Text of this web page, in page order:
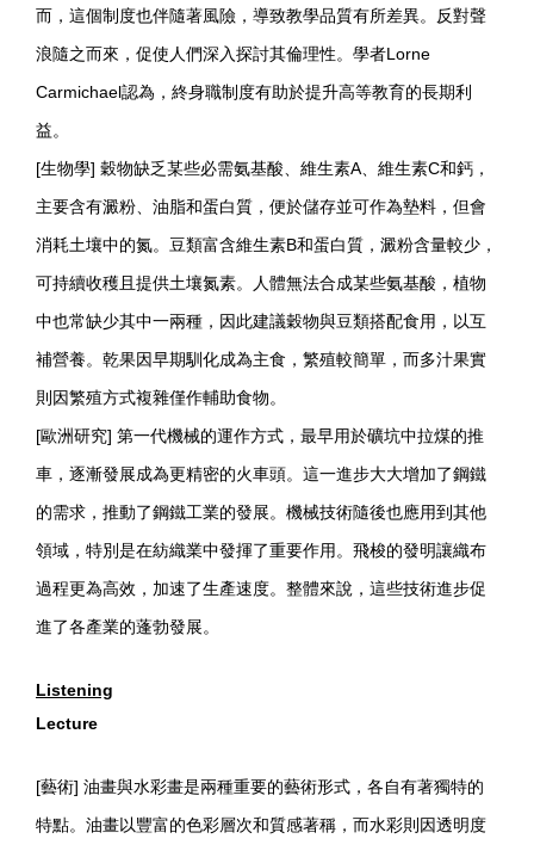
而，這個制度也伴隨著風險，導致教學品質有所差異。反對聲
浪隨之而來，促使人們深入探討其倫理性。學者Lorne
Carmichael認為，終身職制度有助於提升高等教育的長期利
益。
[生物學] 穀物缺乏某些必需氨基酸、維生素A、維生素C和鈣，
主要含有澱粉、油脂和蛋白質，便於儲存並可作為墊料，但會
消耗土壤中的氮。豆類富含維生素B和蛋白質，澱粉含量較少，
可持續收穫且提供土壤氮素。人體無法合成某些氨基酸，植物
中也常缺少其中一兩種，因此建議穀物與豆類搭配食用，以互
補營養。乾果因早期馴化成為主食，繁殖較簡單，而多汁果實
則因繁殖方式複雜僅作輔助食物。
[歐洲研究] 第一代機械的運作方式，最早用於礦坑中拉煤的推
車，逐漸發展成為更精密的火車頭。這一進步大大增加了鋼鐵
的需求，推動了鋼鐵工業的發展。機械技術隨後也應用到其他
領域，特別是在紡織業中發揮了重要作用。飛梭的發明讓織布
過程更為高效，加速了生產速度。整體來說，這些技術進步促
進了各產業的蓬勃發展。
Listening
Lecture
[藝術] 油畫與水彩畫是兩種重要的藝術形式，各自有著獨特的
特點。油畫以豐富的色彩層次和質感著稱，而水彩則因透明度